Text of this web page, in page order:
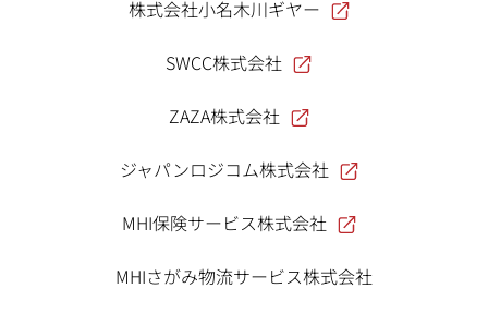
株式会社小名木川ギヤー
SWCC株式会社
ZAZA株式会社
ジャパンロジコム株式会社
MHI保険サービス株式会社
MHIさがみ物流サービス株式会社